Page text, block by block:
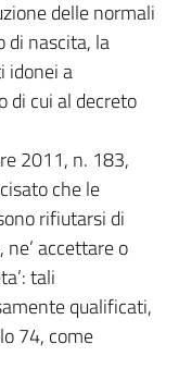
delle normali
di nascita, la
idonei a
di cui al decreto
2011, n. 183,
che le
rifiutarsi di
accettare o
tali
qualificati,
74, come